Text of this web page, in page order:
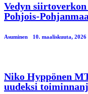
Vedyn
Pohjois-
Asuminen 10. maaliskuuta, 2026
Niko Hyppönen
uudeksi